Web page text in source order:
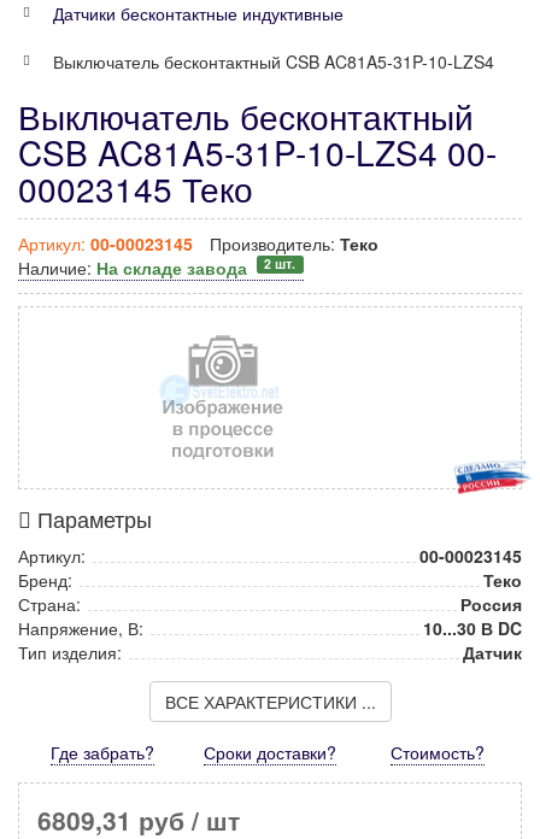
Датчики бесконтактные индуктивные
Выключатель бесконтактный CSB AC81A5-31P-10-LZS4
Выключатель бесконтактный
CSB AC81A5-31P-10-LZS4 00-
00023145 Теко
Артикул: 00-00023145 Производитель: Теко
Наличие: На складе завода 2 шт.
Параметры
Артикул:
00-00023145
Бренд:
Теко
Страна:
Россия
Напряжение, В:
10...30 В DC
Тип изделия:
Датчик
ВСЕ ХАРАКТЕРИСТИКИ ...
Где забрать? Сроки доставки? Стоимость?
6809,31 руб / шт